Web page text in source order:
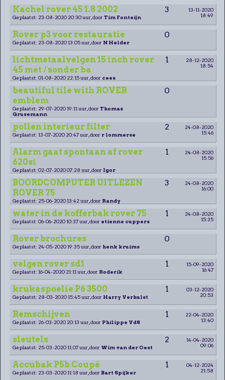
Kachel rover 45 1.8 2002 3
13-11-2020
18:49
Geplaatst: 23-08-2020 20:30 uur, door Tim Fonteijn
Rover p3 voor restauratie 0
Geplaatst: 23-08-2020 13:05 uur, door N Helder
lichtmetaalvelgen 15 inch rover
45 met / zonder ba
1
28-12-2020
18:54
Geplaatst: 01-08-2020 22:15 uur, door cees
beautiful tile with ROVER
emblem
0
Geplaatst: 29-07-2020 19:11 uur, door Thomas
Grusemann
pollen interieur filter 2
24-08-2020
15:46
Geplaatst: 13-07-2020 20:47 uur, door r lommerse
Alarm gaat spontaan af rover
620si
1
24-08-2020
15:56
Geplaatst: 02-07-2020 07:28 uur, door Igor
BOORDCOMPUTER UITLEZEN
ROVER 75
3
24-08-2020
16:00
Geplaatst: 25-06-2020 13:42 uur, door Randy
water in de kofferbak rover 75 1
24-08-2020
15:35
Geplaatst: 06-06-2020 10:37 uur, door etienne cuppers
Rover brochures 0
Geplaatst: 24-05-2020 19:35 uur, door henk kruims
velgen rover sd1 1
15-09-2020
16:47
Geplaatst: 16-04-2020 21:11 uur, door Roderik
krukaspoelie P6 3500 1
03-12-2020
20:53
Geplaatst: 28-03-2020 15:45 uur, door Harry Verhulst
Remschijven 1
22-04-2020
13:40
Geplaatst: 26-03-2020 20:13 uur, door Philippe VdS
sleutels 2
14-04-2020
09:06
Geplaatst: 25-03-2020 11:07 uur, door Wim van der Oest
Accubak P5b Coupé 1
04-12-2024
21:58
Geplaatst: 23-03-2020 11:18 uur, door Bart Spijker